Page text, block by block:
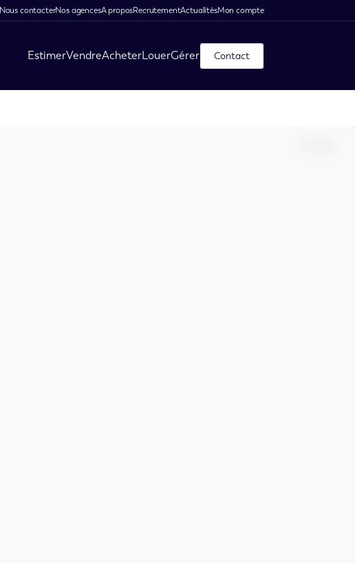
Nous contacterNos agencesA proposRecrutementActualitésMon compte
EstimerVendreAcheterLouerGérer Contact